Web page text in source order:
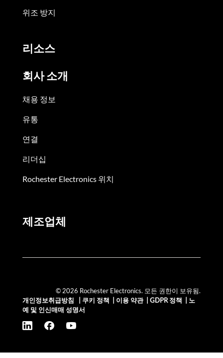
위조 방지
리소스
회사 소개
채용 정보
유통
연결
리더십
Rochester Electronics 위치
제조업체
© 2026 Rochester Electronics. 모든 권한이 보유됨.
개인정보취급방침
쿠키 정책 이용 약관| GDPR 정책
노
예 및 인신매매 성명서